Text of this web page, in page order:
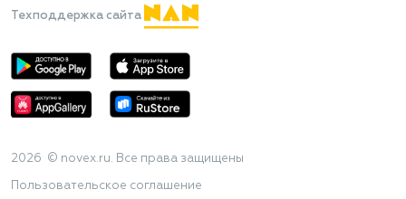
Техподдержка сайта
2026 © novex.ru. Все права защищены
Пользовательское соглашение